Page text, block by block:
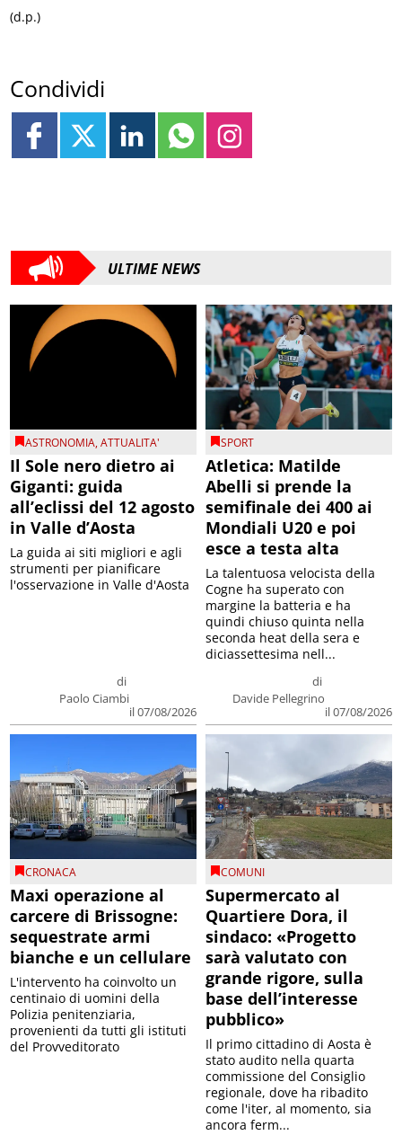
(d.p.)
Condividi
ULTIME NEWS
ASTRONOMIA,ATTUALITA'
Il Sole nero dietro ai
Giganti: guida
all’eclissi del 12 agosto
in Valle d’Aosta
di
Paolo Ciambi
il 07/08/2026
La guida ai siti migliori e agli
strumenti per pianificare
l'osservazione in Valle d'Aosta
SPORT
Atletica: Matilde
Abelli si prende la
semifinale dei 400 ai
Mondiali U20 e poi
esce a testa alta
di
Davide Pellegrino
il 07/08/2026
La talentuosa velocista della
Cogne ha superato con
margine la batteria e ha
quindi chiuso quinta nella
seconda heat della sera e
diciassettesima nell...
CRONACA
Maxi operazione al
carcere di Brissogne:
sequestrate armi
bianche e un cellulare
L'intervento ha coinvolto un
centinaio di uomini della
Polizia penitenziaria,
provenienti da tutti gli istituti
del Provveditorato
COMUNI
Supermercato al
Quartiere Dora, il
sindaco: «Progetto
sarà valutato con
grande rigore, sulla
base dell’interesse
pubblico»
Il primo cittadino di Aosta è
stato audito nella quarta
commissione del Consiglio
regionale, dove ha ribadito
come l'iter, al momento, sia
ancora ferm...